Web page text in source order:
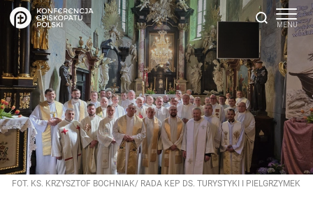
FOT. KS. KRZYSZTOF BOCHNIAK/ RADA KEP DS. TURYSTYKI I PIELGRZYMEK